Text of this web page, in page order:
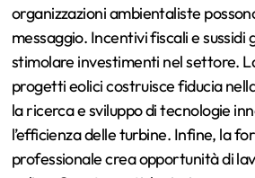
organizzazioni ambientaliste
messaggio. Incentivi fiscali e
stimolare investimenti nel settore.
progetti eolici costruisce fiducia
la ricerca e sviluppo di tecnologie
l’efficienza delle turbine. Infine, la
professionale crea opportunità di